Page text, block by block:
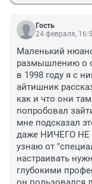
Гость
24 февраля,
Маленький
размышлению о
в 1998 году я с
айтишник
как и что они
попробовал
мне подсказал
даже НИЧЕГО НЕ
узнаю от
настраивать
глубокими